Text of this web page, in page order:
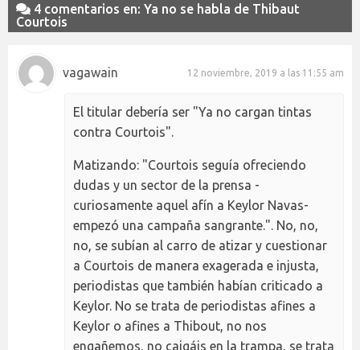
4 comentarios en: Ya no se habla de Thibaut
Courtois
vagawain 12 noviembre, 2019 a las 11:55 am
El titular debería ser "Ya no cargan tintas
contra Courtois".
Matizando: "Courtois seguía ofreciendo
dudas y un sector de la prensa -
curiosamente aquel afín a Keylor Navas-
empezó una campaña sangrante.". No, no,
no, se subían al carro de atizar y cuestionar
a Courtois de manera exagerada e injusta,
periodistas que también habían criticado a
Keylor. No se trata de periodistas afines a
Keylor o afines a Thibout, no nos
engañemos, no caigáis en la trampa, se trata